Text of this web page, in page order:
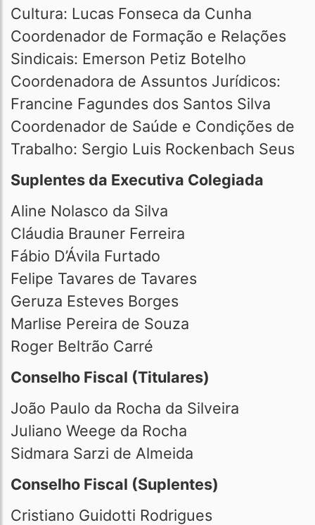
Cultura: Lucas Fonseca da Cunha
Coordenador de Formação e Relações
Sindicais: Emerson Petiz Botelho
Coordenadora de Assuntos Jurídicos:
Francine Fagundes dos Santos Silva
Coordenador de Saúde e Condições de
Trabalho: Sergio Luis Rockenbach Seus
Suplentes da Executiva Colegiada
Aline Nolasco da Silva
Cláudia Brauner Ferreira
Fábio D’Ávila Furtado
Felipe Tavares de Tavares
Geruza Esteves Borges
Marlise Pereira de Souza
Roger Beltrão Carré
Conselho Fiscal (Titulares)
João Paulo da Rocha da Silveira
Juliano Weege da Rocha
Sidmara Sarzi de Almeida
Conselho Fiscal (Suplentes)
Cristiano Guidotti Rodrigues